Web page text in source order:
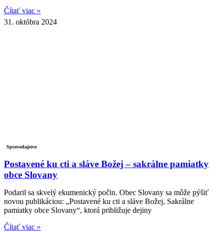
Čítať viac »
31. októbra 2024
Spravodajstvo
Postavené ku cti a sláve Božej – sakrálne pamiatky
obce Slovany
Podaril sa skvelý ekumenický počin. Obec Slovany sa môže pýšiť
novou publikáciou: „Postavené ku cti a sláve Božej, Sakrálne
pamiatky obce Slovany“, ktorá približuje dejiny
Čítať viac »